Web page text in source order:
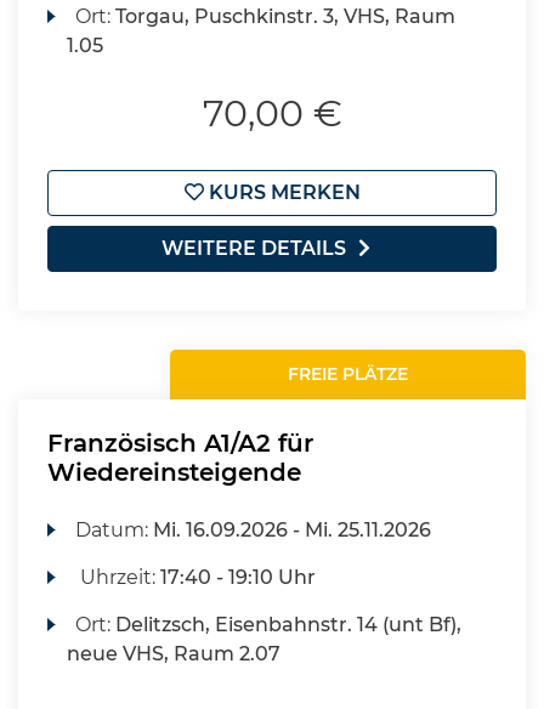
Ort:Torgau, Puschkinstr. 3, VHS, Raum
1.05
70,00 €
KURS MERKEN
WEITERE DETAILS
FREIE PLÄTZE
Französisch A1/A2 für
Wiedereinsteigende
Datum: Mi. 16.09.2026 - Mi. 25.11.2026
Uhrzeit:17:40 - 19:10 Uhr
Ort: Delitzsch, Eisenbahnstr. 14 (unt Bf),
neue VHS, Raum 2.07